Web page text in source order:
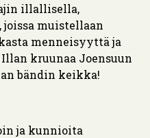
illallisella,
muistellaan
menneisyyttä ja
kruunaa Joensuun
bändin keikka!
ja kunnioita